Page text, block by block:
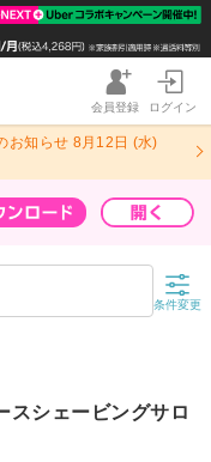
会員登録 ログイン
お知らせ 8月12日 (水)
条件変更
スシェービングサロ